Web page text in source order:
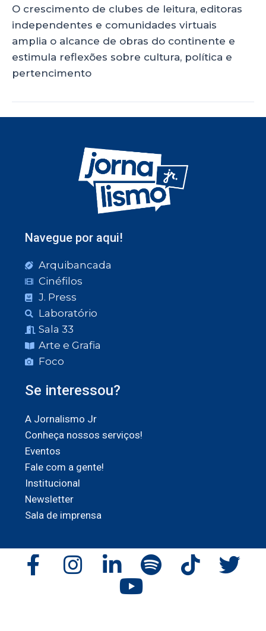
O crescimento de clubes de leitura, editoras
independentes e comunidades virtuais
amplia o alcance de obras do continente e
estimula reflexões sobre cultura, política e
pertencimento
Navegue por aqui!
Arquibancada
Cinéfilos
J. Press
Laboratório
Sala 33
Arte e Grafia
Foco
Se interessou?
A Jornalismo Jr
Conheça nossos serviços!
Eventos
Fale com a gente!
Institucional
Newsletter
Sala de imprensa